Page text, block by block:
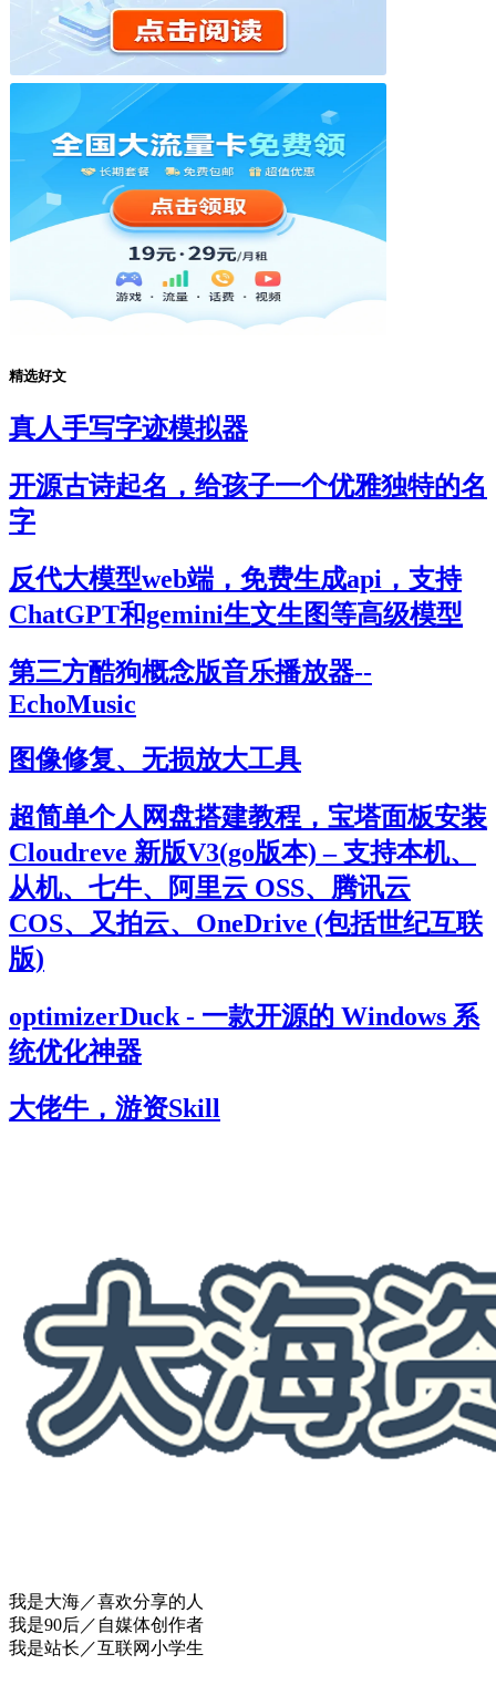
精选好文
真人手写字迹模拟器
开源古诗起名，给孩子一个优雅独特的名
字
反代大模型web端，免费生成api，支持
ChatGPT和gemini生文生图等高级模型
第三方酷狗概念版音乐播放器--
EchoMusic
图像修复、无损放大工具
超简单个人网盘搭建教程，宝塔面板安装
Cloudreve 新版V3(go版本) – 支持本机、
从机、七牛、阿里云 OSS、腾讯云
COS、又拍云、OneDrive (包括世纪互联
版)
optimizerDuck - 一款开源的 Windows 系
统优化神器
大佬牛，游资Skill
我是大海／喜欢分享的人
我是90后／自媒体创作者
我是站长／互联网小学生